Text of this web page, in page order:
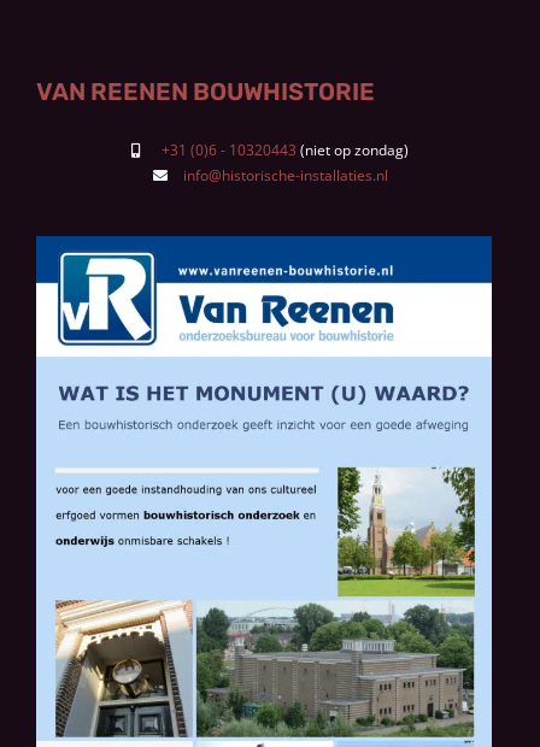
VAN REENEN BOUWHISTORIE
+31 (0)6 - 10320443
info@historische-installaties.nl